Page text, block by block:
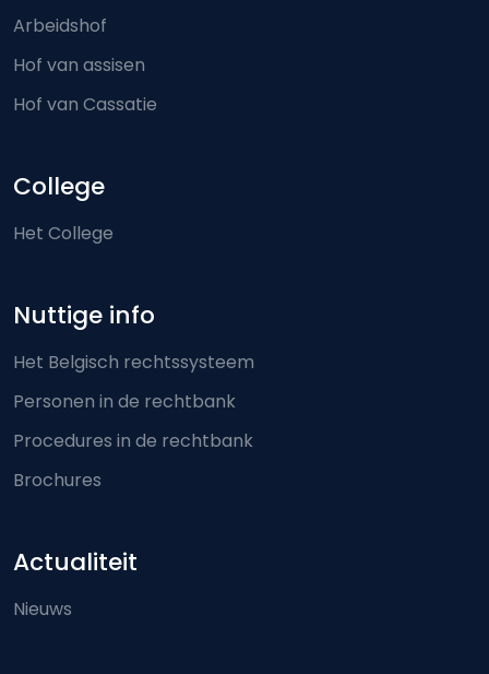
Arbeidshof
Hof van assisen
Hof van Cassatie
College
Het College
Nuttige info
Het Belgisch rechtssysteem
Personen in de rechtbank
Procedures in de rechtbank
Brochures
Actualiteit
Nieuws